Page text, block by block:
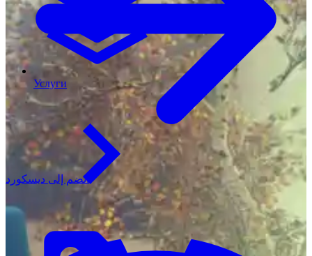
Услуги
انضم إلى ديسكورد